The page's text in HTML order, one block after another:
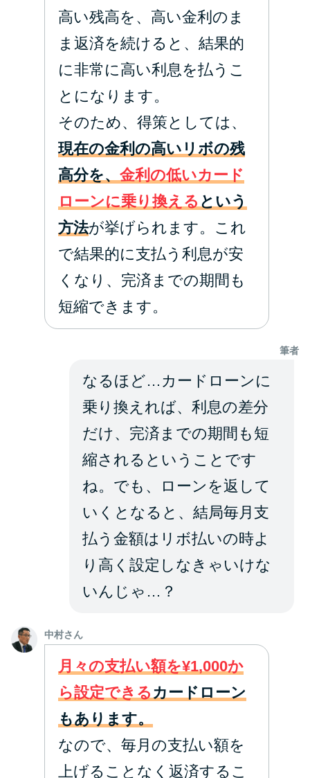
高い残高を、高い金利のま
ま返済を続けると、結果的
に非常に高い利息を払うこ
とになります。
そのため、得策としては、
現在の金利の高いリボの残
高分を、 金利の低いカード
ローンに乗り換える という
方法が挙げられます。これ
で結果的に支払う利息が安
くなり、完済までの期間も
短縮できます。
筆者
なるほど…カードローンに
乗り換えれば、利息の差分
だけ、完済までの期間も短
縮されるということです
ね。でも、ローンを返して
いくとなると、結局毎月支
払う金額はリボ払いの時よ
り高く設定しなきゃいけな
いんじゃ…？
中村さん
月々の支払い額を¥1,000か
ら設定できる カードローン
もあります。
なので、毎月の支払い額を
上げることなく返済するこ